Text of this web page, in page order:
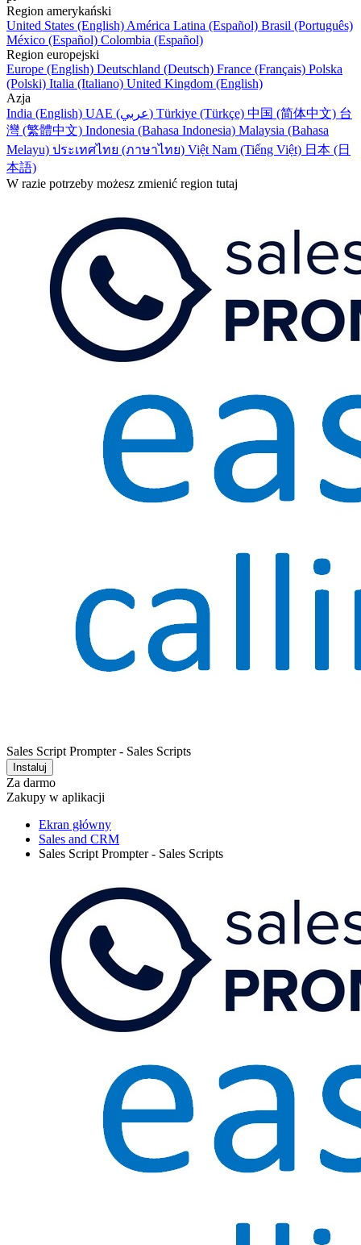
Region amerykański
United States (English) América Latina (Español) Brasil (Português)
México (Español) Colombia (Español)
Region europejski
Europe (English) Deutschland (Deutsch) France (Français) Polska
(Polski) Italia (Italiano) United Kingdom (English)
Azja
India (English)
UAE (عربي) Türkiye (Türkçe) 中国 (简体中文) 台
灣 (繁體中文) Indonesia (Bahasa Indonesia) Malaysia (Bahasa
Melayu) ประเทศไทย (ภาษาไทย) Việt Nam (Tiếng Việt) 日本 (日
本語)
W razie potrzeby możesz zmienić region tutaj
Sales Script Prompter - Sales Scripts
Instaluj
Za darmo
Zakupy w aplikacji
Ekran główny
Sales and CRM
Sales Script Prompter - Sales Scripts